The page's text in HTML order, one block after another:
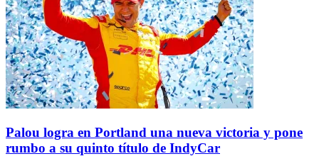
Palou logra en Portland una nueva victoria y pone
rumbo a su quinto título de IndyCar